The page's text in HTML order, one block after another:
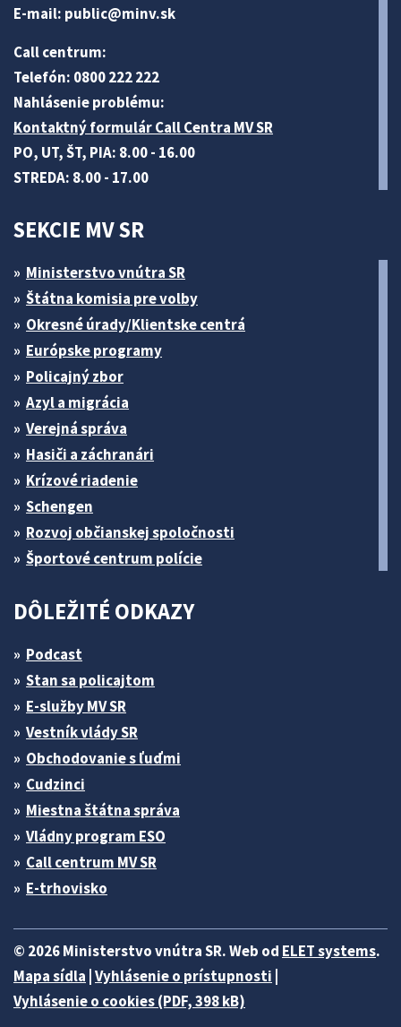
E-mail: public@minv.sk
Call centrum:
Telefón: 0800 222 222
Nahlásenie problému:
Kontaktný formulár Call Centra MV SR
PO, UT, ŠT, PIA: 8.00 - 16.00
STREDA: 8.00 - 17.00
SEKCIE MV SR
Ministerstvo vnútra SR
Štátna komisia pre volby
Okresné úrady/Klientske centrá
Európske programy
Policajný zbor
Azyl a migrácia
Verejná správa
Hasiči a záchranári
Krízové riadenie
Schengen
Rozvoj občianskej spoločnosti
Športové centrum polície
DÔLEŽITÉ ODKAZY
Podcast
Stan sa policajtom
E-služby MV SR
Vestník vlády SR
Obchodovanie s ľuďmi
Cudzinci
Miestna štátna správa
Vládny program ESO
Call centrum MV SR
E-trhovisko
© 2026 Ministerstvo vnútra SR. Web od ELET systems.
Mapa sídla Vyhlásenie o prístupnosti
Vyhlásenie o cookies (PDF, 398 kB)